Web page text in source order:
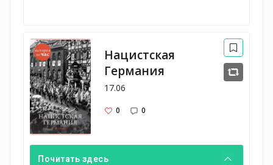
Нацистская
Германия
17.06
0 0
Почитать здесь